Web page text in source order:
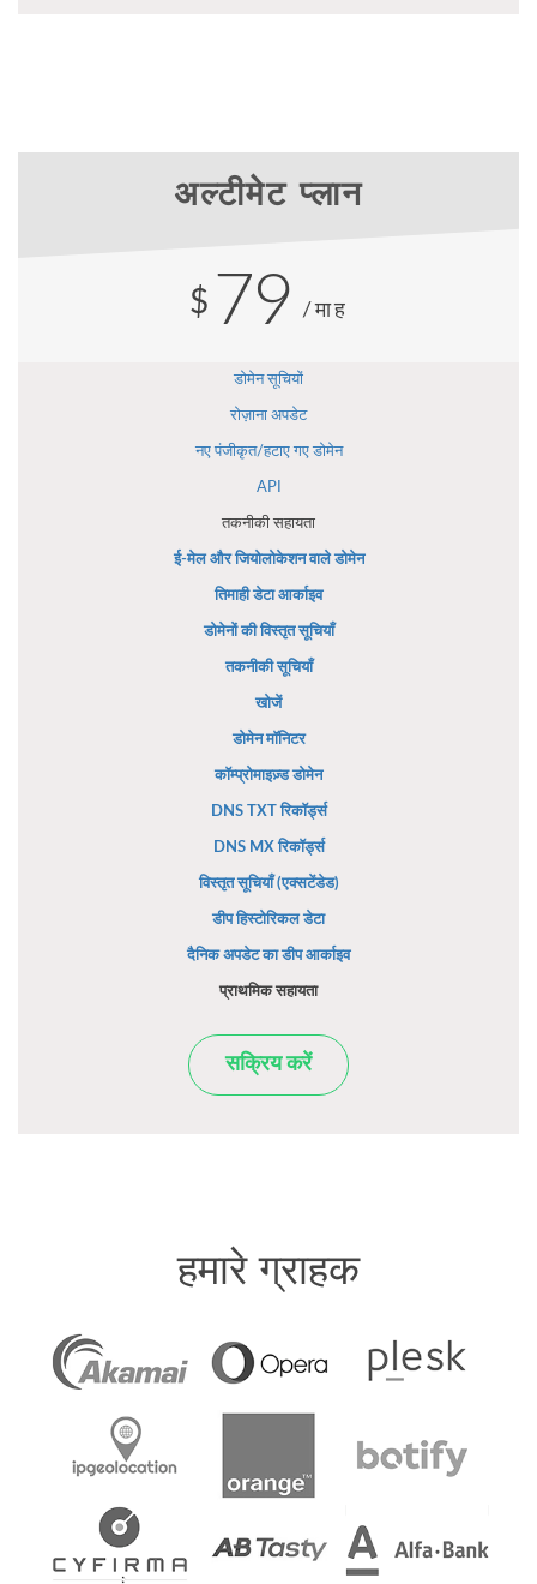
अल्टीमेट प्लान
$ 79 /माह
डोमेन सूचियों
रोज़ाना अपडेट
नए पंजीकृत/हटाए गए डोमेन
API
तकनीकी सहायता
ई-मेल और जियोलोकेशन वाले डोमेन
तिमाही डेटा आर्काइव
डोमेनों की विस्तृत सूचियाँ
तकनीकी सूचियाँ
खोजें
डोमेन मॉनिटर
कॉम्प्रोमाइज़्ड डोमेन
DNS TXT रिकॉर्ड्स
DNS MX रिकॉर्ड्स
विस्तृत सूचियाँ (एक्सटेंडेड)
डीप हिस्टोरिकल डेटा
दैनिक अपडेट का डीप आर्काइव
प्राथमिक सहायता
सक्रिय करें
हमारे ग्राहक